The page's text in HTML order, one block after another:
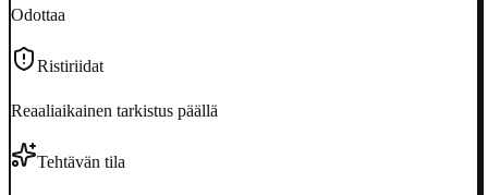
Odottaa
Ristiriidat
Reaaliaikainen tarkistus päällä
Tehtävän tila